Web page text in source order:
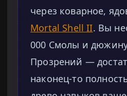
через коварное,
Mortal Shell II. Вы
000 Смолы и
Прозрений —
наконец-то